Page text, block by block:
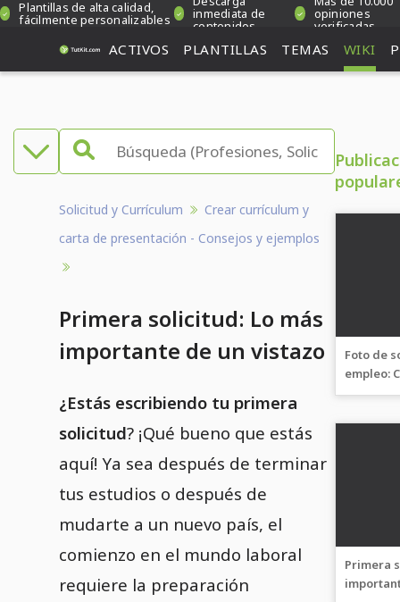
Plantillas de alta calidad,
fácilmente personalizables inmediata de
contenidos
opiniones
verificadas
ACTIVOS PLANTILLAS TEMAS WIKI
Foto de
empleo:
Ejemplos
Primera
Solicitud y Currículum
Crear currículum y
carta de presentación - Consejos y ejemplos
Primera solicitud: Lo más
importante de un vistazo
¿Estás escribiendo tu primera
solicitud? ¡Qué bueno que estás
aquí! Ya sea después de terminar
tus estudios o después de
mudarte a un nuevo país, el
comienzo en el mundo laboral
requiere la preparación